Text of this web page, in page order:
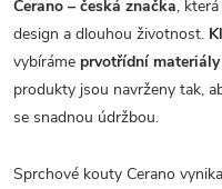
Cerano – česká značka,
design a dlouhou životnost.
vybíráme prvotřídní materiály
produkty jsou navrženy tak,
se snadnou údržbou.
Sprchové kouty Cerano